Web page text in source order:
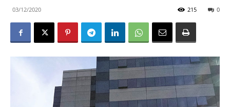
03/12/2020 0
215